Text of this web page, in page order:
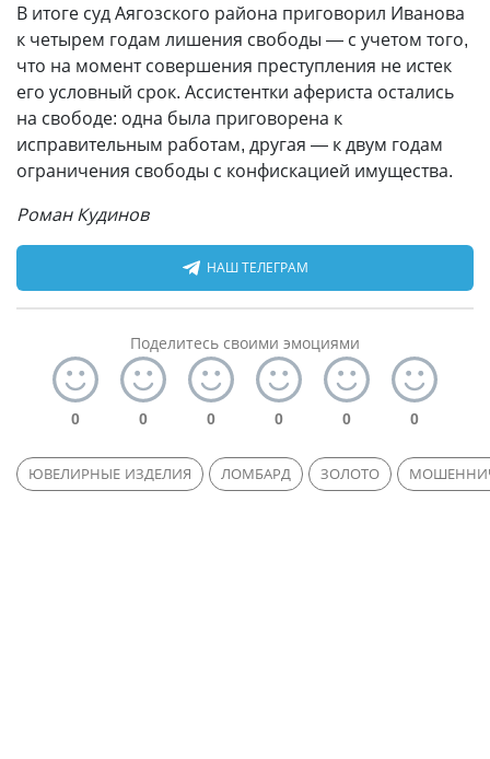
В итоге суд Аягозского района приговорил Иванова
к четырем годам лишения свободы — с учетом того,
что на момент совершения преступления не истек
его условный срок. Ассистентки афериста остались
на свободе: одна была приговорена к
исправительным работам, другая — к двум годам
ограничения свободы с конфискацией имущества.
Роман Кудинов
НАШ ТЕЛЕГРАМ
Поделитесь своими эмоциями
0 0 0 0 0 0
ЮВЕЛИРНЫЕ ИЗДЕЛИЯ ЛОМБАРД ЗОЛОТО